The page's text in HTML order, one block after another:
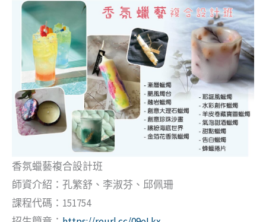
香氛蠟藝複合設計班
師資介紹：孔繁舒、李淑芬、邱佩珊
課程代碼：151754